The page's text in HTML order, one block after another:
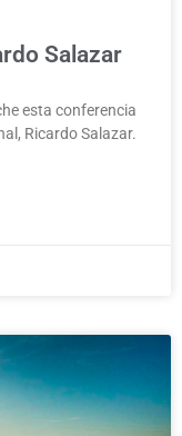
Salazar
esta conferencia
Ricardo Salazar.